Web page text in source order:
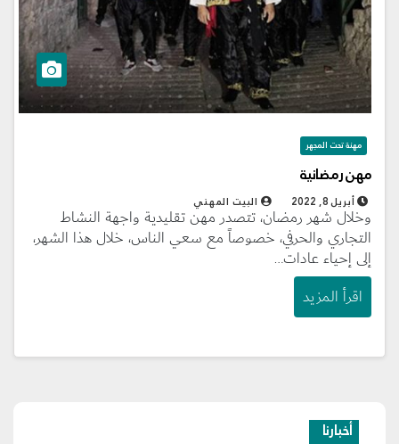
مهنة تحت المجهر
مهن رمضانية
أبريل 8, 2022 البيت المهني
وخلال شهر رمضان، تتصدر مهن تقليدية واجهة النشاط
التجاري والحرفي، خصوصاً مع سعي الناس، خلال هذا الشهر،
إلى إحياء عادات…
اقرأ المزيد
أخبارنا